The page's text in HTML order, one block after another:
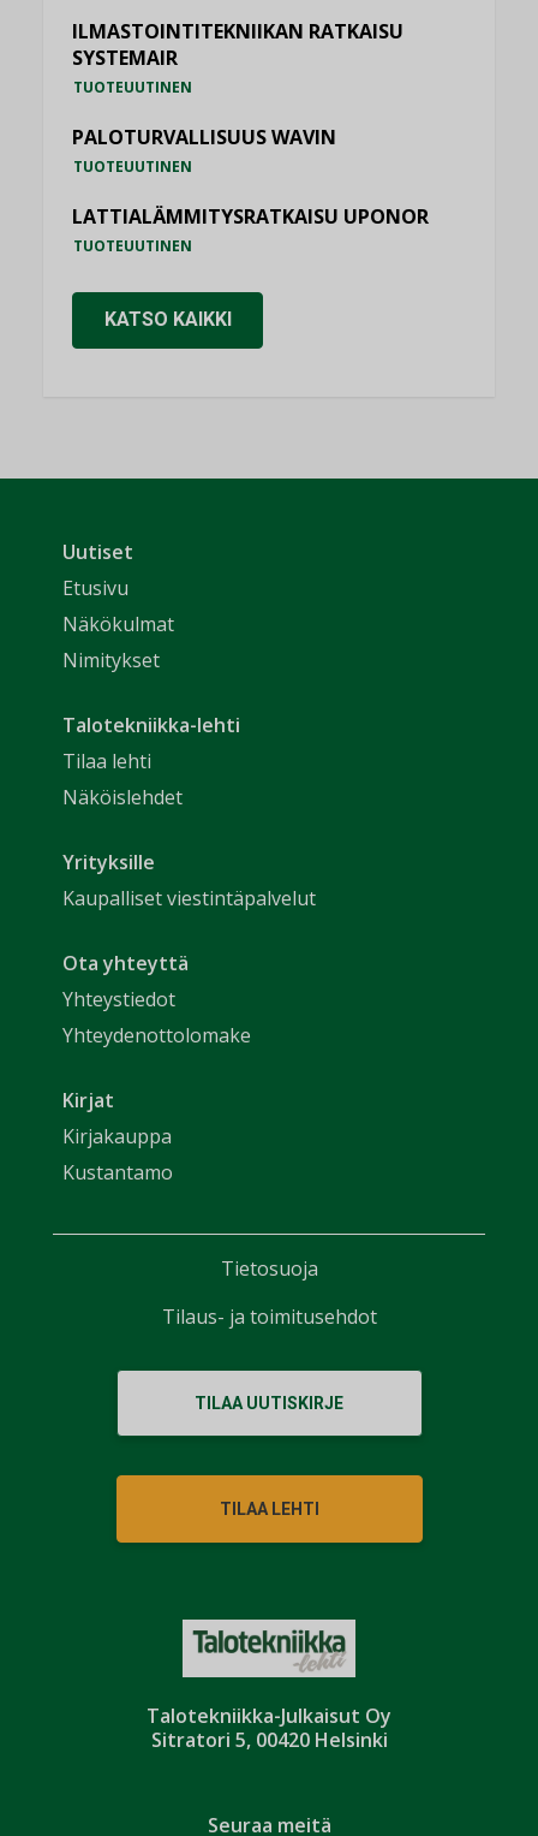
ILMASTOINTITEKNIIKAN RATKAISU
SYSTEMAIR
TUOTEUUTINEN
PALOTURVALLISUUS WAVIN
TUOTEUUTINEN
LATTIALÄMMITYSRATKAISU UPONOR
TUOTEUUTINEN
KATSO KAIKKI
Talotekniikka-Julkaisut Oy
Sitratori 5, 00420 Helsinki
Uutiset
Etusivu
Näkökulmat
Nimitykset
Talotekniikka-lehti
Tilaa lehti
Näköislehdet
Yrityksille
Kaupalliset viestintäpalvelut
Ota yhteyttä
Yhteystiedot
Yhteydenottolomake
Kirjat
Kirjakauppa
Kustantamo
TILAA UUTISKIRJE
TILAA LEHTI
Seuraa meitä
Tietosuoja
Tilaus- ja toimitusehdot